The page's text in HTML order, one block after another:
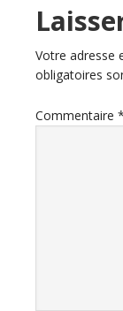
Votre adresse
obligatoires
Commentaire *